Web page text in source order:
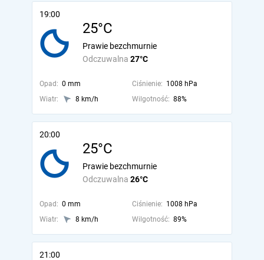
19:00
25°C
Odczuwalna 27°C
Prawie bezchmurnie
Opad: 0 mm Ciśnienie: 1008 hPa
Wiatr:
8 km/h Wilgotność: 88%
20:00
25°C
Odczuwalna 26°C
Prawie bezchmurnie
Opad: 0 mm Ciśnienie: 1008 hPa
Wiatr:
8 km/h Wilgotność: 89%
21:00